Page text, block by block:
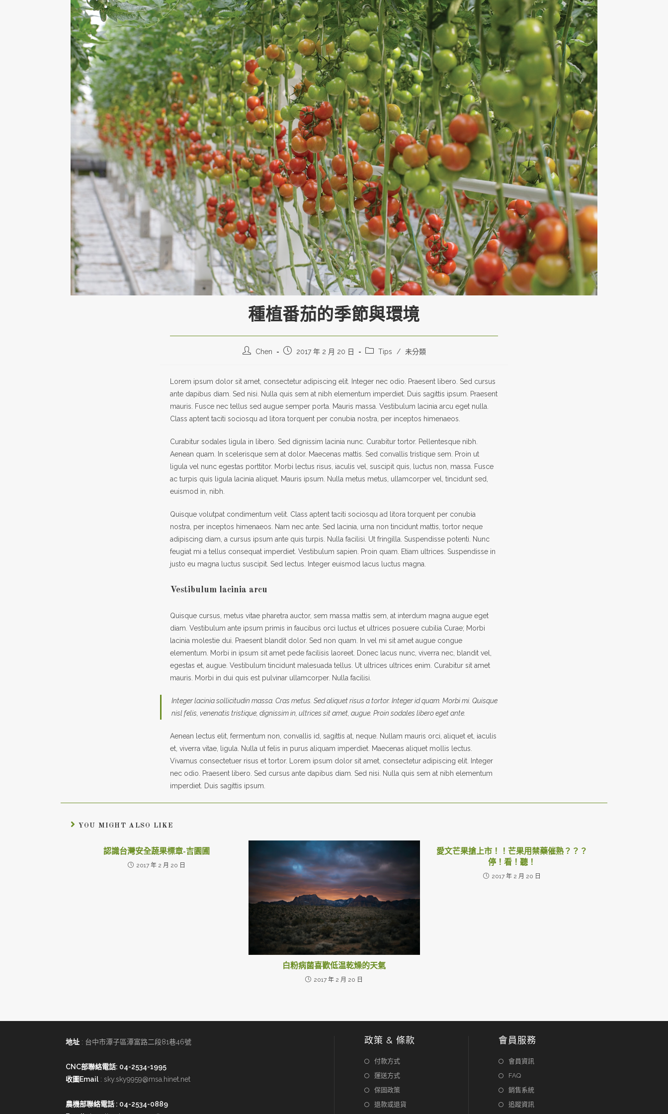
種植番茄的季節與環境
Chen 2017 年 2 月 20 日 Tips / 未分類
Lorem ipsum dolor sit amet, consectetur adipiscing elit. Integer nec odio. Praesent libero. Sed cursus
ante dapibus diam. Sed nisi. Nulla quis sem at nibh elementum imperdiet. Duis sagittis ipsum. Praesent
mauris. Fusce nec tellus sed augue semper porta. Mauris massa. Vestibulum lacinia arcu eget nulla.
Class aptent taciti sociosqu ad litora torquent per conubia nostra, per inceptos himenaeos.
Curabitur sodales ligula in libero. Sed dignissim lacinia nunc. Curabitur tortor. Pellentesque nibh.
Aenean quam. In scelerisque sem at dolor. Maecenas mattis. Sed convallis tristique sem. Proin ut
ligula vel nunc egestas porttitor. Morbi lectus risus, iaculis vel, suscipit quis, luctus non, massa. Fusce
ac turpis quis ligula lacinia aliquet. Mauris ipsum. Nulla metus metus, ullamcorper vel, tincidunt sed,
euismod in, nibh.
Quisque volutpat condimentum velit. Class aptent taciti sociosqu ad litora torquent per conubia
nostra, per inceptos himenaeos. Nam nec ante. Sed lacinia, urna non tincidunt mattis, tortor neque
adipiscing diam, a cursus ipsum ante quis turpis. Nulla facilisi. Ut fringilla. Suspendisse potenti. Nunc
feugiat mi a tellus consequat imperdiet. Vestibulum sapien. Proin quam. Etiam ultrices. Suspendisse in
justo eu magna luctus suscipit. Sed lectus. Integer euismod lacus luctus magna.
Vestibulum lacinia arcu
Quisque cursus, metus vitae pharetra auctor, sem massa mattis sem, at interdum magna augue eget
diam. Vestibulum ante ipsum primis in faucibus orci luctus et ultrices posuere cubilia Curae; Morbi
lacinia molestie dui. Praesent blandit dolor. Sed non quam. In vel mi sit amet augue congue
elementum. Morbi in ipsum sit amet pede facilisis laoreet. Donec lacus nunc, viverra nec, blandit vel,
egestas et, augue. Vestibulum tincidunt malesuada tellus. Ut ultrices ultrices enim. Curabitur sit amet
mauris. Morbi in dui quis est pulvinar ullamcorper. Nulla facilisi.
Integer lacinia sollicitudin massa. Cras metus. Sed aliquet risus a tortor. Integer id quam. Morbi mi. Quisque
nisl felis, venenatis tristique, dignissim in, ultrices sit amet, augue. Proin sodales libero eget ante.
Aenean lectus elit, fermentum non, convallis id, sagittis at, neque. Nullam mauris orci, aliquet et, iaculis
et, viverra vitae, ligula. Nulla ut felis in purus aliquam imperdiet. Maecenas aliquet mollis lectus.
Vivamus consectetuer risus et tortor. Lorem ipsum dolor sit amet, consectetur adipiscing elit. Integer
nec odio. Praesent libero. Sed cursus ante dapibus diam. Sed nisi. Nulla quis sem at nibh elementum
imperdiet. Duis sagittis ipsum.
YOU MIGHT ALSO LIKE
認識台灣安全蔬果標章-吉園圃
2017 年 2 月 20 日
白粉病菌喜歡低温乾燥的天氣
2017 年 2 月 20 日
愛文芒果搶上市！！芒果用禁藥催熟？？？
停！看！聽！
2017 年 2 月 20 日
地址 : 台中市潭子區潭富路二段81巷46號
CNC部聯絡電話: 04-2534-1995
收圖Email : sky.sky9959@msa.hinet.net
農機部聯絡電話 : 04-2534-0889
政策 & 條款
付款方式
運送方式
保固政策
退款或退貨
會員服務
會員資訊
FAQ
銷售系統
追蹤資訊